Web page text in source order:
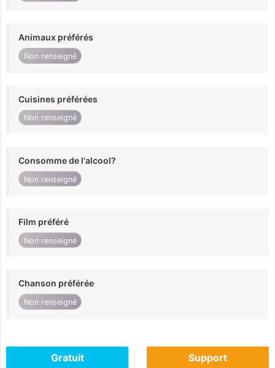
Animaux préférés
Non renseigné
Cuisines préférées
Non renseigné
Consomme de l'alcool?
Non renseigné
Film préféré
Non renseigné
Chanson préférée
Non renseigné
Gratuit Support